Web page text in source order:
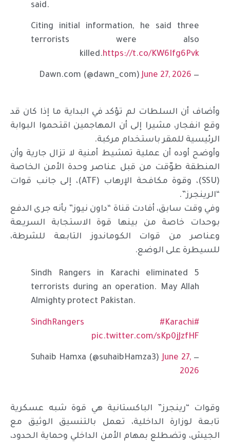
said.
Citing initial information, he said three
terrorists were also
killed.https://t.co/KW6Ifg6Pvk
— Dawn.com (@dawn_com)
June 27, 2026
وأضاف أن السلطات لم تؤكد في البداية ما إذا كان قد
وقع انفجار، مشيرا إلى أن المهاجمين اقتحموا البوابة
الرئيسية للمقر باستخدام مركبة.
وأوضح أوده أن عملية تمشيط أمنية لا تزال جارية وأن
المنطقة طوّقت من قبل عناصر وحدة الأمن الخاصة
(SSU)، وقوة مكافحة الإرهاب (ATF)، إلى جانب قوات
“الرينجرز”.
وفي وقت سابق، أفادت قناة “داون نيوز” بأنه جرى الدفع
بوحدات خاصة من بينها قوة الاستجابة السريعة
وعناصر من قوات الكوماندوز التابعة للشرطة،
للسيطرة على الوضع.
Sindh Rangers in Karachi eliminated 5
terrorists during an operation. May Allah
Almighty protect Pakistan.
#SindhRangers
#Karachi
pic.twitter.com/sKp0jJzfHF
— Suhaib Hamxa (@suhaibHamza3)
June 27,
2026
وقوات “رينجرز” الباكستانية هي قوة شبه عسكرية
تابعة لوزارة الداخلية، تعمل بالتنسيق الوثيق مع
الجيش، وتضطلع بمهام الأمن الداخلي وحماية الحدود،